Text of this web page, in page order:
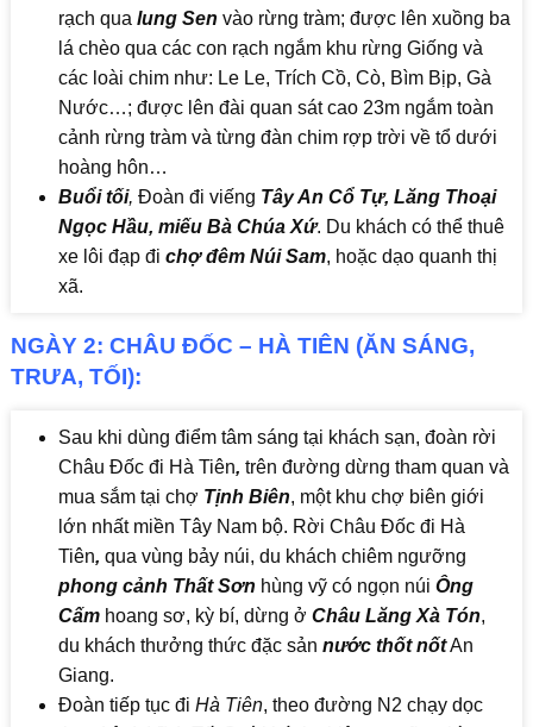
rạch qua lung Sen vào rừng tràm; được lên xuồng ba
lá chèo qua các con rạch ngắm khu rừng Giống và
các loài chim như: Le Le, Trích Cồ, Cò, Bìm Bịp, Gà
Nước…; được lên đài quan sát cao 23m ngắm toàn
cảnh rừng tràm và từng đàn chim rợp trời về tổ dưới
hoàng hôn…
Buổi tối, Đoàn đi viếng Tây An Cổ Tự, Lăng Thoại
Ngọc Hầu, miếu Bà Chúa Xứ. Du khách có thể thuê
xe lôi đạp đi chợ đêm Núi Sam, hoặc dạo quanh thị
xã.
NGÀY 2: CHÂU ĐỐC – HÀ TIÊN (ĂN SÁNG,
TRƯA, TỐI):
Sau khi dùng điểm tâm sáng tại khách sạn, đoàn rời
Châu Đốc đi Hà Tiên, trên đường dừng tham quan và
mua sắm tại chợ Tịnh Biên, một khu chợ biên giới
lớn nhất miền Tây Nam bộ. Rời Châu Đốc đi Hà
Tiên, qua vùng bảy núi, du khách chiêm ngưỡng
phong cảnh Thất Sơn hùng vỹ có ngọn núi Ông
Cấmhoang sơ, kỳ bí, dừng ở Châu Lăng Xà Tón,
du khách thưởng thức đặc sản nước thốt nốtAn
Giang.
Đoàn tiếp tục đi Hà Tiên, theo đường N2 chạy dọc